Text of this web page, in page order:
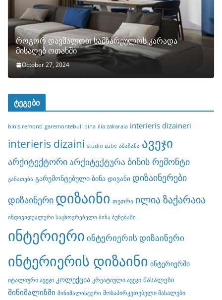
როგორ დავმალოთ სამზარეულოს კარადა
მისაღებ ოთახში
October 27, 2024
ტეგები
binis remonti garemontebuli bina ilia zakaraia interieris dizaineri
interieris dizaini studio cube აბაზანა ავეჯი
არქიტექტორიარქიტექტურა ბინის რემონტი
განათება გარემონტებული ბინა დივანი დიზაინერები
დიზაინერი დიზაინი თეთრი ილია ზაქარაია
ინდივიდუალური საცხოვრებელი ბინა ბუნებაში
ინტერიერი ინტერიერის დიზაინერი
ინტერიერის დიზაინი ინტერიერში
იტალიური ავეჯი კოლექცია კრეატიული ავეჯი მასალები
მინიმალიზმი მინიმალისტური მოსაპირკეთებელი მასალები